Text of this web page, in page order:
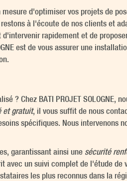
d'optimiser vos projets de
à l'écoute de nos clients et
rapidement et de
est de vous assurer une
? Chez BATI PROJET SOLOGNE,
et gratuit, il vous suffit de nous
spécifiques. Nous intervenons
garantissant ainsi une sécurité
avec un suivi complet de l'étude de
les plus reconnus dans la